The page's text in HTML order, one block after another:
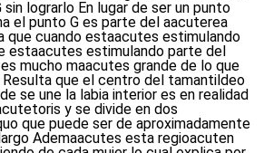
lograrlo En lugar de ser un punto
el punto G es parte del aacuterea
que cuando estaacutes estimulando
estaacutes estimulando parte del
mucho maacutes grande de lo que
Resulta que el centro del tamantildeo
se une la labia interior es en realidad
y se divide en dos
que puede ser de aproximadamente
Ademaacutes esta regioacuten